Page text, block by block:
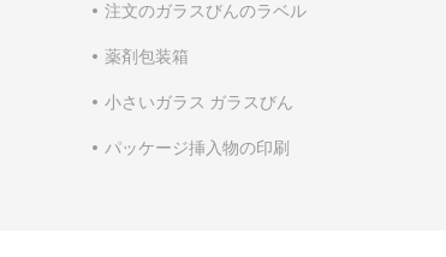
注文のガラスびんのラベル
薬剤包装箱
小さいガラス ガラスびん
パッケージ挿入物の印刷